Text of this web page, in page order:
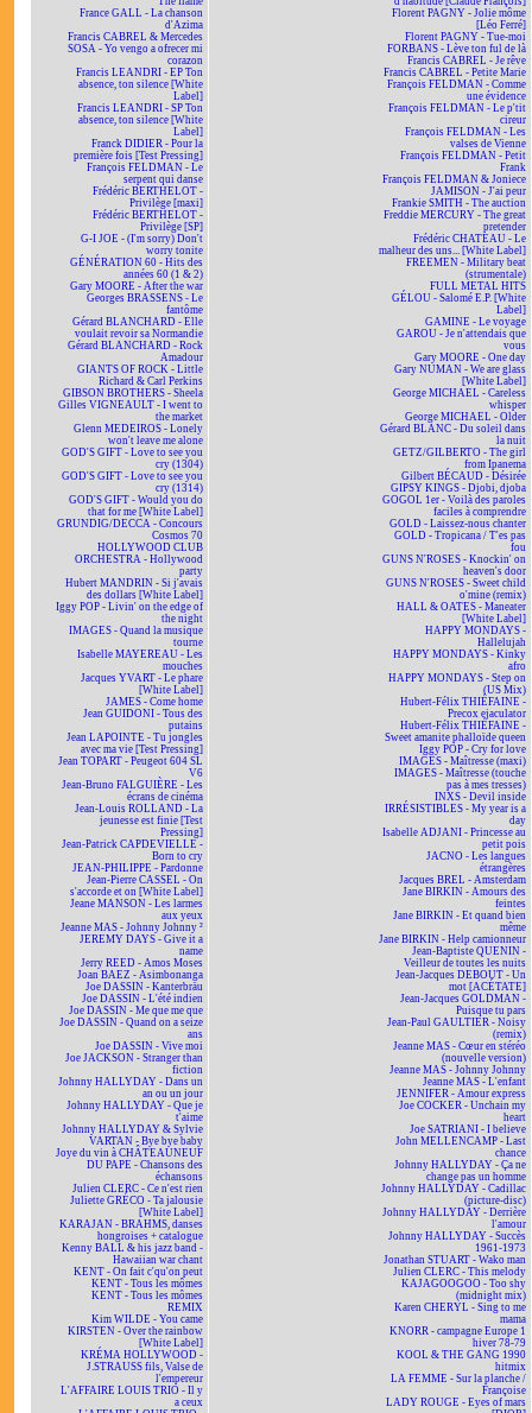
France GALL - La chanson
d'Azima
Francis CABREL & Mercedes
SOSA - Yo vengo a ofrecer mi
corazon
Francis LEANDRI - EP Ton
absence, ton silence [White
Label]
Francis LEANDRI - SP Ton
absence, ton silence [White
Label]
Franck DIDIER - Pour la
première fois [Test Pressing]
François FELDMAN - Le
serpent qui danse
Frédéric BERTHELOT -
Privilège [maxi]
Frédéric BERTHELOT -
Privilège [SP]
G-I JOE - (I'm sorry) Don't
worry tonite
GÉNÉRATION 60 - Hits des
années 60 (1 & 2)
Gary MOORE - After the war
Georges BRASSENS - Le
fantôme
Gérard BLANCHARD - Elle
voulait revoir sa Normandie
Gérard BLANCHARD - Rock
Amadour
GIANTS OF ROCK - Little
Richard & Carl Perkins
GIBSON BROTHERS - Sheela
Gilles VIGNEAULT - I went to
the market
Glenn MEDEIROS - Lonely
won't leave me alone
GOD'S GIFT - Love to see you
cry (1304)
GOD'S GIFT - Love to see you
cry (1314)
GOD'S GIFT - Would you do
that for me [White Label]
GRUNDIG/DECCA - Concours
Cosmos 70
HOLLYWOOD CLUB
ORCHESTRA - Hollywood
party
Hubert MANDRIN - Si j'avais
des dollars [White Label]
Iggy POP - Livin' on the edge of
the night
IMAGES - Quand la musique
tourne
Isabelle MAYEREAU - Les
mouches
Jacques YVART - Le phare
[White Label]
JAMES - Come home
Jean GUIDONI - Tous des
putains
Jean LAPOINTE - Tu jongles
avec ma vie [Test Pressing]
Jean TOPART - Peugeot 604 SL
V6
Jean-Bruno FALGUIÈRE - Les
écrans de cinéma
Jean-Louis ROLLAND - La
jeunesse est finie [Test
Pressing]
Jean-Patrick CAPDEVIELLE -
Born to cry
JEAN-PHILIPPE - Pardonne
Jean-Pierre CASSEL - On
s'accorde et on [White Label]
Jeane MANSON - Les larmes
aux yeux
Jeanne MAS - Johnny Johnny ²
JEREMY DAYS - Give it a
name
Jerry REED - Amos Moses
Joan BAEZ - Asimbonanga
Joe DASSIN - Kanterbräu
Joe DASSIN - L'été indien
Joe DASSIN - Me que me que
Joe DASSIN - Quand on a seize
ans
Joe DASSIN - Vive moi
Joe JACKSON - Stranger than
fiction
Johnny HALLYDAY - Dans un
an ou un jour
Johnny HALLYDAY - Que je
t'aime
Johnny HALLYDAY & Sylvie
VARTAN - Bye bye baby
Joye du vin à CHÂTEAUNEUF
DU PAPE - Chansons des
échansons
Julien CLERC - Ce n'est rien
Juliette GRÉCO - Ta jalousie
[White Label]
KARAJAN - BRAHMS, danses
hongroises + catalogue
Kenny BALL & his jazz band -
Hawaiian war chant
KENT - On fait c'qu'on peut
KENT - Tous les mômes
KENT - Tous les mômes
REMIX
Kim WILDE - You came
KIRSTEN - Over the rainbow
[White Label]
KRÉMA HOLLYWOOD -
J.STRAUSS fils, Valse de
l'empereur
L'AFFAIRE LOUIS TRIO - Il y
a ceux
Florent PAGNY - Jolie môme
[Léo Ferré]
Florent PAGNY - Tue-moi
FORBANS - Lève ton ful de là
Francis CABREL - Je rêve
Francis CABREL - Petite Marie
François FELDMAN - Comme
une évidence
François FELDMAN - Le p'tit
cireur
François FELDMAN - Les
valses de Vienne
François FELDMAN - Petit
Frank
François FELDMAN & Joniece
JAMISON - J'ai peur
Frankie SMITH - The auction
Freddie MERCURY - The great
pretender
Frédéric CHATEAU - Le
malheur des uns... [White Label]
FREEMEN - Military beat
(strumentale)
FULL METAL HITS
GÉLOU - Salomé E.P. [White
Label]
GAMINE - Le voyage
GAROU - Je n'attendais que
vous
Gary MOORE - One day
Gary NUMAN - We are glass
[White Label]
George MICHAEL - Careless
whisper
George MICHAEL - Older
Gérard BLANC - Du soleil dans
la nuit
GETZ/GILBERTO - The girl
from Ipanema
Gilbert BÉCAUD - Désirée
GIPSY KINGS - Djobi, djoba
GOGOL 1er - Voilà des paroles
faciles à comprendre
GOLD - Laissez-nous chanter
GOLD - Tropicana / T'es pas
fou
GUNS N'ROSES - Knockin' on
heaven's door
GUNS N'ROSES - Sweet child
o'mine (remix)
HALL & OATES - Maneater
[White Label]
HAPPY MONDAYS -
Hallelujah
HAPPY MONDAYS - Kinky
afro
HAPPY MONDAYS - Step on
(US Mix)
Hubert-Félix THIÉFAINE -
Precox ejaculator
Hubert-Félix THIÉFAINE -
Sweet amanite phalloïde queen
Iggy POP - Cry for love
IMAGES - Maîtresse (maxi)
IMAGES - Maîtresse (touche
pas à mes tresses)
INXS - Devil inside
IRRÉSISTIBLES - My year is a
day
Isabelle ADJANI - Princesse au
petit pois
JACNO - Les langues
étrangères
Jacques BREL - Amsterdam
Jane BIRKIN - Amours des
feintes
Jane BIRKIN - Et quand bien
même
Jane BIRKIN - Help camionneur
Jean-Baptiste QUENIN -
Veilleur de toutes les nuits
Jean-Jacques DEBOUT - Un
mot [ACÉTATE]
Jean-Jacques GOLDMAN -
Puisque tu pars
Jean-Paul GAULTIER - Noisy
(remix)
Jeanne MAS - Cœur en stéréo
(nouvelle version)
Jeanne MAS - Johnny Johnny
Jeanne MAS - L'enfant
JENNIFER - Amour express
Joe COCKER - Unchain my
heart
Joe SATRIANI - I believe
John MELLENCAMP - Last
chance
Johnny HALLYDAY - Ça ne
change pas un homme
Johnny HALLYDAY - Cadillac
(picture-disc)
Johnny HALLYDAY - Derrière
l'amour
Johnny HALLYDAY - Succès
1961-1973
Jonathan STUART - Wako man
Julien CLERC - This melody
KAJAGOOGOO - Too shy
(midnight mix)
Karen CHERYL - Sing to me
mama
KNORR - campagne Europe 1
hiver 78-79
KOOL & THE GANG 1990
hitmix
LA FEMME - Sur la planche /
Françoise
LADY ROUGE - Eyes of mars